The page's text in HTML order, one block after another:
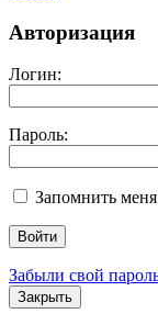
Авторизация
Логин:
Пароль:
Запомнить меня
Забыли свой
Закрыть